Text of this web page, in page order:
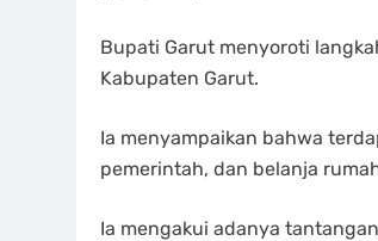
Bupati Garut menyoroti
Kabupaten Garut.
Ia menyampaikan bahwa
pemerintah, dan belanja
Ia mengakui adanya